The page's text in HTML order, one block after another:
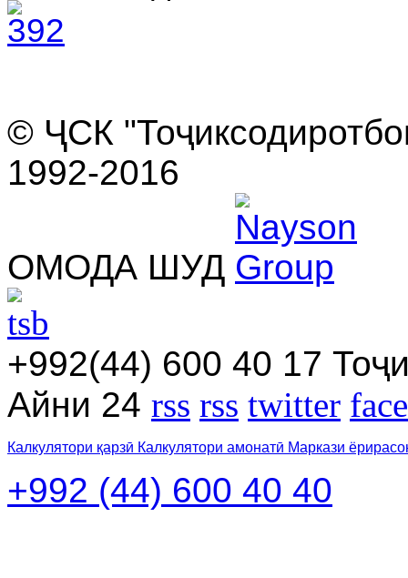
© ҶСК
1992-2016
ОМОДА ШУД
+992(44) 600 40 17
Айни 24 rss rss twitter
Калкулятори қарзӣ Калкулятори амонатӣ Маркази
+992 (44) 600 40 40